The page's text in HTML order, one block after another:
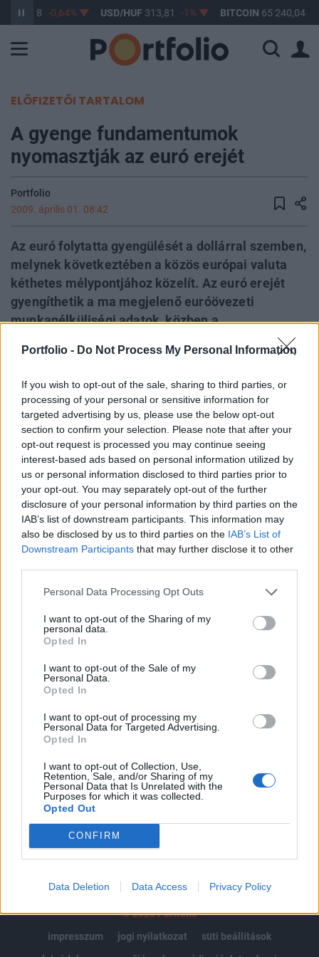
Portfolio - Do Not Process My Personal Information
If you wish to opt-out of the sale, sharing to third parties, or
processing of your personal or sensitive information for
targeted advertising by us, please use the below opt-out
section to confirm your selection. Please note that after your
opt-out request is processed you may continue seeing
interest-based ads based on personal information utilized by
us or personal information disclosed to third parties prior to
your opt-out. You may separately opt-out of the further
disclosure of your personal information by third parties on the
IAB’s list of downstream participants. This information may
also be disclosed by us to third parties on the IAB’s List of
Downstream Participants that may further disclose it to other
Personal Data Processing Opt Outs
I want to opt-out of the Sharing of my
personal data.
Opted In
I want to opt-out of the Sale of my
Personal Data.
Opted In
I want to opt-out of processing my
Personal Data for Targeted Advertising.
Opted In
I want to opt-out of Collection, Use,
Retention, Sale, and/or Sharing of my
Personal Data that Is Unrelated with the
Purposes for which it was collected.
Opted Out
CONFIRM
Data Deletion Data Access Privacy Policy
363,08 -0,64% USD/HUF313,81 -1% BITCOIN 65 240,04
ELŐFIZETŐI TARTALOM
A gyenge fundamentumok
nyomasztják az euró erejét
Portfolio
2009. április 01. 08:42
Az euró folytatta gyengülését a dollárral szemben,
melynek következtében a közös európai valuta
kéthetes mélypontjához közelít. Az euró erejét
gyengíthetik a ma megjelenő euróövezeti
munkanélküliségi adatok, közben a
makrogazdasági adatok is. A japán jen pedig
tudott.
Az euró árfolyama egészen az 1.3170-es szintig süllyedt
szerda reggel, ami több, mint 1%-os leértékelődésnek felel
meg a dollárral szemben. A piac várakozása szerint az
euróövezeti munkanélküliség 2 éves csúcsára emelkedik a
legfrissebb adatok alapján (februárra 8.3%-os értéket
várnak), ami a monetáris unió gazdaságának további
gyengélkedését támasztja alá. A recesszió...
KEDVES OLVASÓNK!
A keresett cikk a portfolio.hu hírarchívumához
tartozik, melynek olvasása előfizetéses
regisztrációhoz kötött.
Az előfizetés a következőket tartalmazza:
Portfolio.hu teljes cikkarchívum
Kötéslisták: BÉT elmúlt 2 év napon belüli
kötéslistái
MÁR ELŐFIZETŐNK VAGY?BEJELENTKEZÉS
© 2026 Portfolio
impresszum
jogi nyilatkozat
süti beállítások